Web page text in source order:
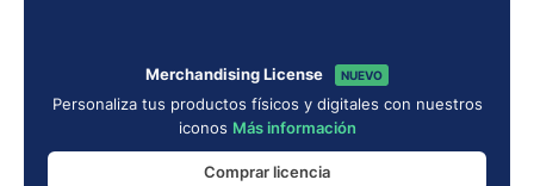
Merchandising License NUEVO
Personaliza tus productos físicos y digitales con nuestros
iconos Más información
Comprar licencia